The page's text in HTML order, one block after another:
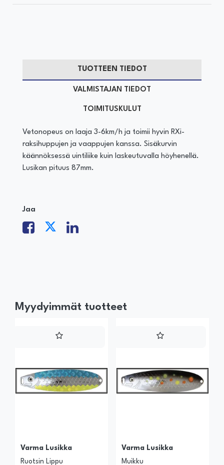
TUOTTEEN TIEDOT
VALMISTAJAN TIEDOT
TOIMITUSKULUT
Vetonopeus on laaja 3-6km/h ja toimii hyvin RXi-
raksihuppujen ja vaappujen kanssa. Sisäkurvin
käännöksessä uintiliike kuin laskeutuvalla höyhenellä.
Lusikan pituus 87mm.
Jaa
Myydyimmät tuotteet
Varma Lusikka
Ruotsin Lippu
Varma Lusikka
Muikku